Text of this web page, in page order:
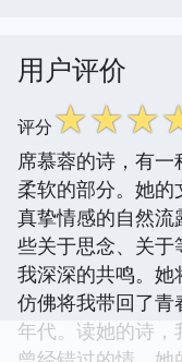
用户评价
评分☆☆☆
席慕蓉的诗，有
柔软的部分。她
真挚情感的自然
些关于思念、关于
我深深的共鸣。她
仿佛将我带回了
年代。读她的诗